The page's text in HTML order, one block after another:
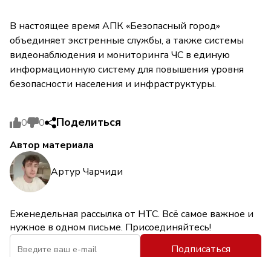
В настоящее время АПК «Безопасный город»
объединяет экстренные службы, а также системы
видеонаблюдения и мониторинга ЧС в единую
информационную систему для повышения уровня
безопасности населения и инфраструктуры.
0 0 Поделиться
Автор материала
Артур Чарчиди
Еженедельная рассылка от НТС. Всё самое важное и
нужное в одном письме. Присоединяйтесь!
Подписаться